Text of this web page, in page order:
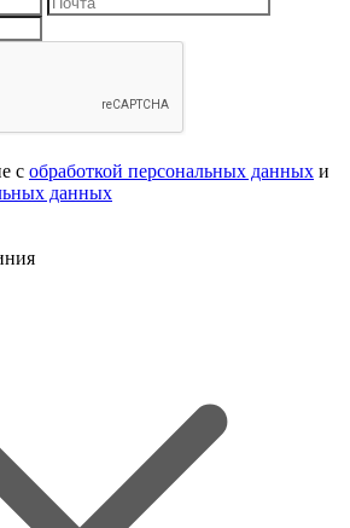
с обработкой персональных данных и
данных